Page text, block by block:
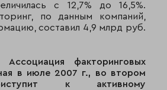
с 12,7% до 16,5%.
по данным компаний,
составил 4,9 млрд руб.
факторинговых
в июле 2007 г., во втором
к активному